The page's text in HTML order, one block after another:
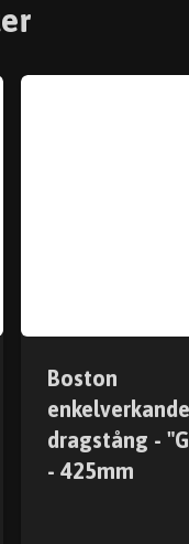
Boston
enkelverkande
dragstång -
- 425mm